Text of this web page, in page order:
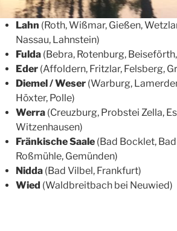
Lahn (Roth, Wißmar, Gießen,
Nassau, Lahnstein)
Fulda (Bebra, Rotenburg,
Eder(Affoldern, Fritzlar, Felsberg,
Diemel / Weser (Warburg,
Höxter, Polle)
Werra(Creuzburg, Probstei Zella,
Witzenhausen)
FränkischeSaale (Bad Bocklet,
Roßmühle, Gemünden)
Nidda (Bad Vilbel, Frankfurt)
Wied (Waldbreitbach bei Neuwied)